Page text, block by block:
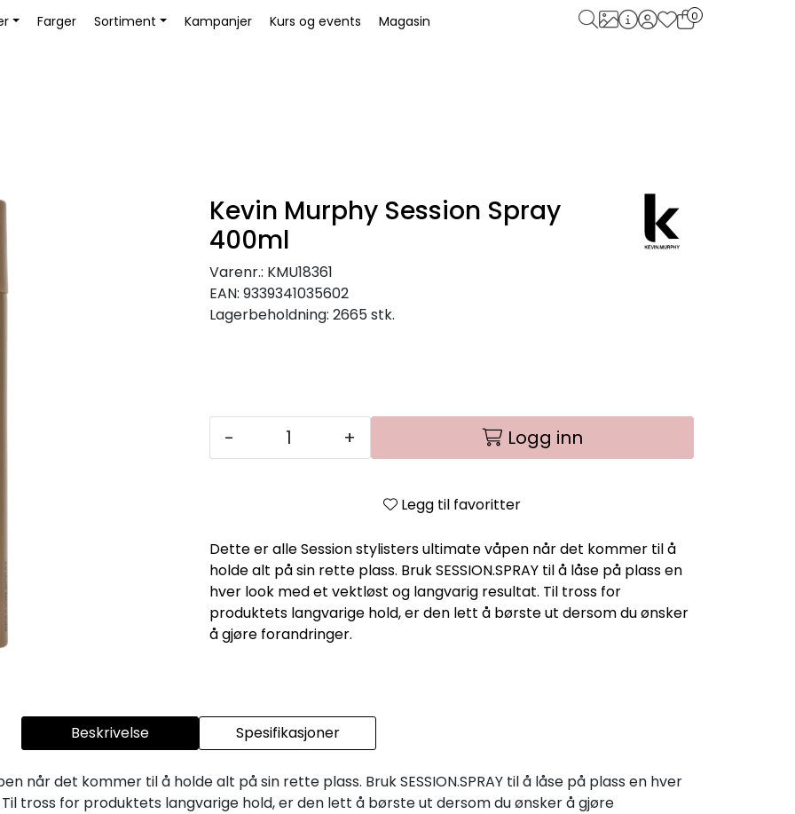
Bli Kunde / Logg inn
Farger Sortiment Kampanjer Kurs og events Magasin 0
Kevin Murphy Session Spray
400ml
Varenr.: KMU18361
EAN: 9339341035602
Lagerbeholdning: 2665 stk.
- + Logg inn
Legg til favoritter
Dette er alle Session stylisters ultimate våpen når det kommer til å
holde alt på sin rette plass. Bruk SESSION.SPRAY til å låse på plass en
hver look med et vektløst og langvarig resultat. Til tross for
produktets langvarige hold, er den lett å børste ut dersom du ønsker
å gjøre forandringer.
Beskrivelse Spesifikasjoner
når det kommer til å holde alt på sin rette plass. Bruk SESSION.SPRAY til å låse på plass en hver
tross for produktets langvarige hold, er den lett å børste ut dersom du ønsker å gjøre